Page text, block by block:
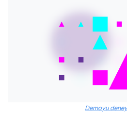
Demoyu